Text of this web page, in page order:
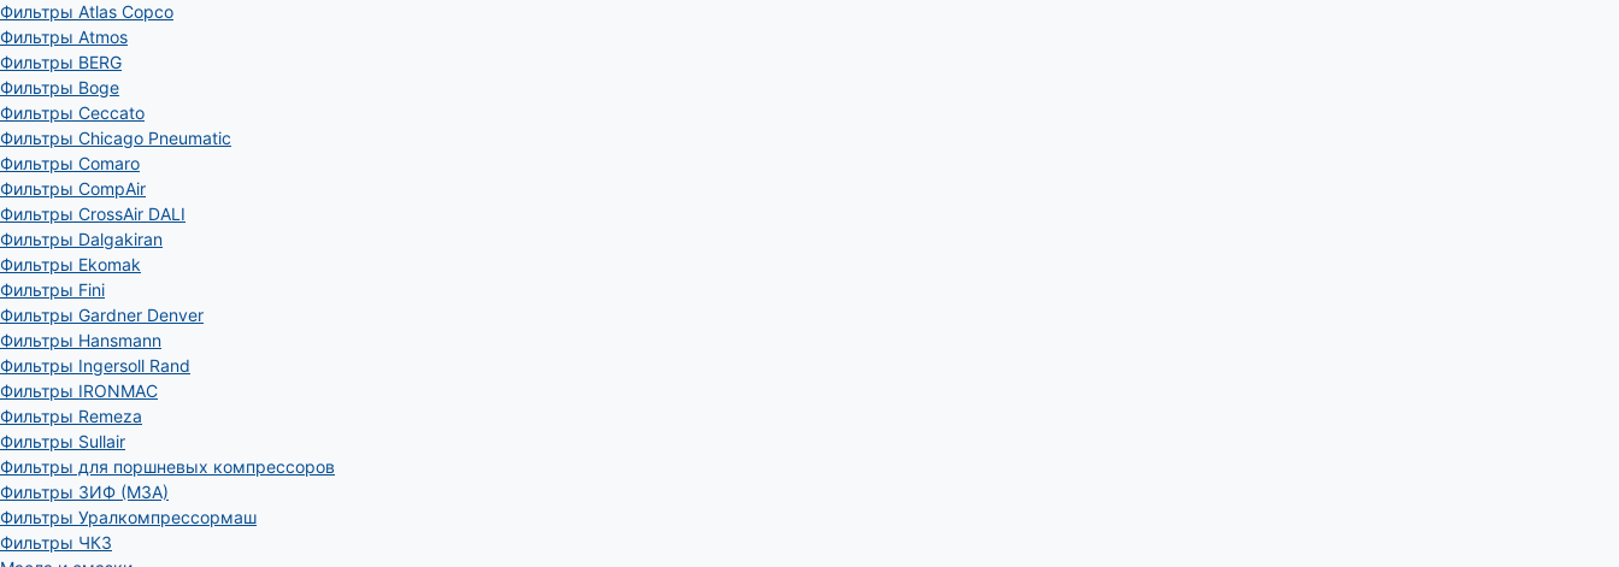
Фильтры Atlas Copco
Фильтры Atmos
Фильтры BERG
Фильтры Boge
Фильтры Ceccato
Фильтры Chicago Pneumatic
Фильтры Comaro
Фильтры CompAir
Фильтры CrossAir DALI
Фильтры Dalgakiran
Фильтры Ekomak
Фильтры Fini
Фильтры Gardner Denver
Фильтры Hansmann
Фильтры Ingersoll Rand
Фильтры IRONMAC
Фильтры Remeza
Фильтры Sullair
Фильтры для поршневых компрессоров
Фильтры ЗИФ (МЗА)
Фильтры Уралкомпрессормаш
Фильтры ЧКЗ